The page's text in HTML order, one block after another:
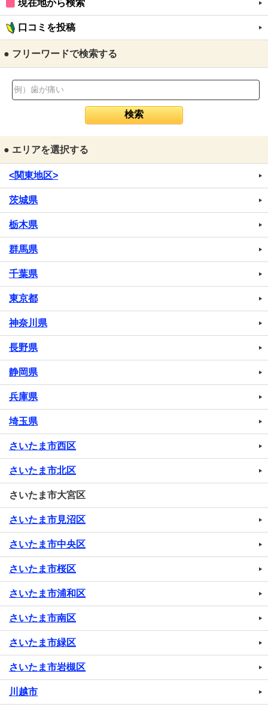
現在地から検索
口コミを投稿
● フリーワードで検索する
● エリアを選択する
<関東地区>
茨城県
栃木県
群馬県
千葉県
東京都
神奈川県
長野県
静岡県
兵庫県
埼玉県
さいたま市西区
さいたま市北区
さいたま市大宮区
さいたま市見沼区
さいたま市中央区
さいたま市桜区
さいたま市浦和区
さいたま市南区
さいたま市緑区
さいたま市岩槻区
川越市